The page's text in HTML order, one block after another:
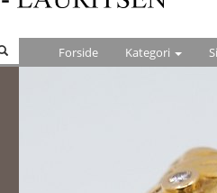
Forside Kategori